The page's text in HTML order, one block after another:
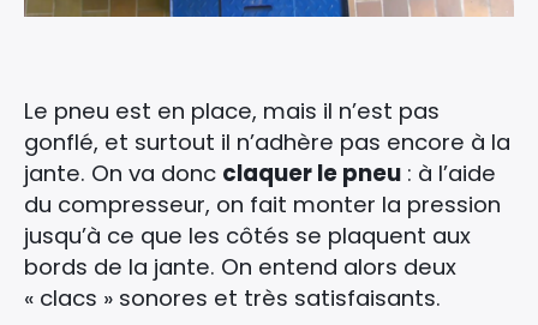
Le pneu est en place, mais il n’est pas
gonflé, et surtout il n’adhère pas encore à la
jante. On va donc claquer le pneu : à l’aide
du compresseur, on fait monter la pression
jusqu’à ce que les côtés se plaquent aux
bords de la jante. On entend alors deux
« clacs » sonores et très satisfaisants.